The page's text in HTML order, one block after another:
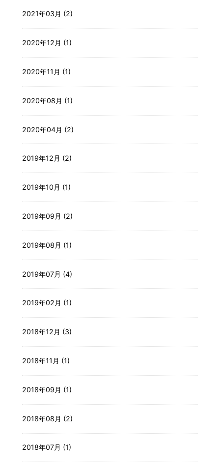
2021年03月 (2)
2020年12月 (1)
2020年11月 (1)
2020年08月 (1)
2020年04月 (2)
2019年12月 (2)
2019年10月 (1)
2019年09月 (2)
2019年08月 (1)
2019年07月 (4)
2019年02月 (1)
2018年12月 (3)
2018年11月 (1)
2018年09月 (1)
2018年08月 (2)
2018年07月 (1)